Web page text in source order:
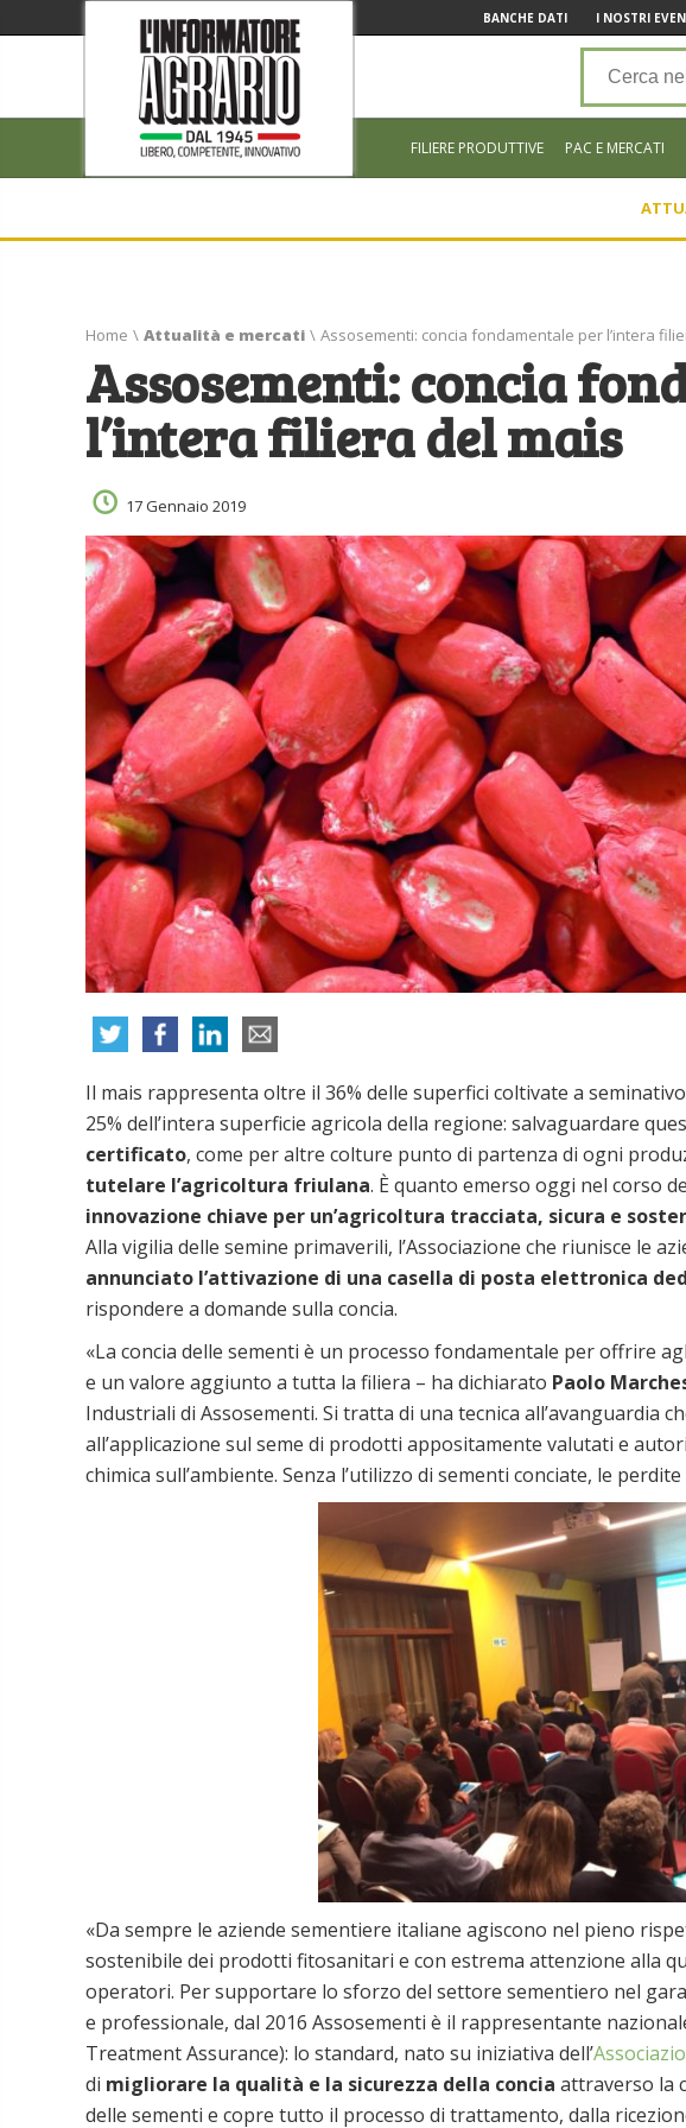
BANCHE DATI I NOSTRI
FILIERE PRODUTTIVE PAC E MERCATI
Home \ Attualità e mercati \ Assosementi: concia fondamentale per l’intera
Assosementi: concia
l’intera filiera del mais
17 Gennaio 2019
Il mais rappresenta oltre il 36% delle superfici coltivate a
25% dell’intera superficie agricola della regione: salvaguardare
certificato, come per altre colture punto di partenza di ogni
tutelare l’agricoltura friulana. È quanto emerso oggi nel corso
innovazione chiave per un’agricoltura tracciata, sicura e
Alla vigilia delle semine primaverili, l’Associazione che riunisce le
annunciato l’attivazione di una casella di posta elettronica
rispondere a domande sulla concia.
«La concia delle sementi è un processo fondamentale per offrire
e un valore aggiunto a tutta la filiera – ha dichiarato Paolo
Industriali di Assosementi. Si tratta di una tecnica all’avanguardia
all’applicazione sul seme di prodotti appositamente valutati e
chimica sull’ambiente. Senza l’utilizzo di sementi conciate, le
«Da sempre le aziende sementiere italiane agiscono nel pieno
sostenibile dei prodotti fitosanitari e con estrema attenzione alla
operatori. Per supportare lo sforzo del settore sementiero nel
e professionale, dal 2016 Assosementi è il rappresentante
Treatment Assurance): lo standard, nato su iniziativa dell’
di migliorare la qualità e la sicurezza della concia attraverso la
delle sementi e copre tutto il processo di trattamento, dalla